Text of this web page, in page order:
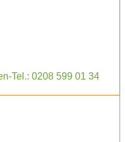
Tel.: 0208 599 01 34